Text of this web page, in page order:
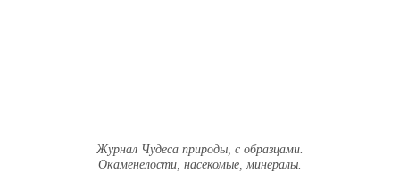
Журнал Чудеса природы, с образцами.
Окаменелости, насекомые, минералы.